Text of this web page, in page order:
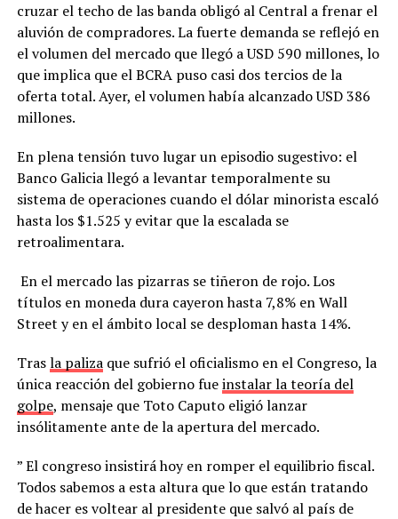
cruzar el techo de las banda obligó al Central a frenar el
aluvión de compradores. La fuerte demanda se reflejó en
el volumen del mercado que llegó a USD 590 millones, lo
que implica que el BCRA puso casi dos tercios de la
oferta total. Ayer, el volumen había alcanzado USD 386
millones.
En plena tensión tuvo lugar un episodio sugestivo: el
Banco Galicia llegó a levantar temporalmente su
sistema de operaciones cuando el dólar minorista escaló
hasta los $1.525 y evitar que la escalada se
retroalimentara.
En el mercado las pizarras se tiñeron de rojo. Los
títulos en moneda dura cayeron hasta 7,8% en Wall
Street y en el ámbito local se desploman hasta 14%.
Trasla palizaque sufrió el oficialismo en el Congreso, la
única reacción del gobierno fueinstalar la teoría del
golpe, mensaje que Toto Caputo eligió lanzar
insólitamente ante de la apertura del mercado.
” El congreso insistirá hoy en romper el equilibrio fiscal.
Todos sabemos a esta altura que lo que están tratando
de hacer es voltear al presidente que salvó al país de